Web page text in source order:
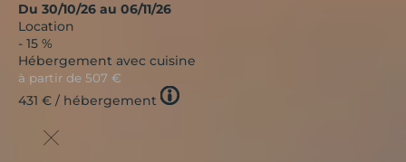
Du 30/10/26 au 06/11/26
Location
- 15 %
Hébergement avec cuisine
à partir de 507 €
431 € / hébergement Tooltip
icon